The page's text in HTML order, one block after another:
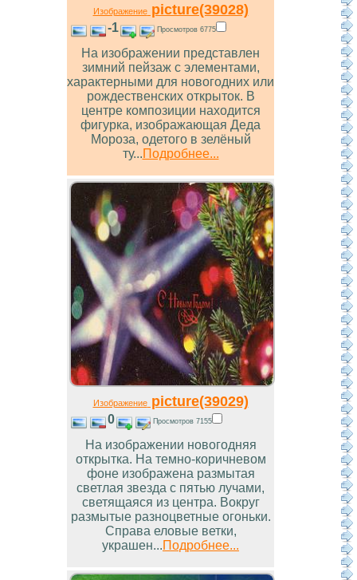
Изображениеpicture(39028)
-1 Просмотров 6775
На изображении представлен
зимний пейзаж с элементами,
характерными для новогодних или
рождественских открыток. В
центре композиции находится
фигурка, изображающая Деда
Мороза, одетого в зелёный
ту...Подробнее...
Изображениеpicture(39029)
0 Просмотров 7155
На изображении новогодняя
открытка. На темно-коричневом
фоне изображена размытая
светлая звезда с пятью лучами,
светящаяся из центра. Вокруг
размытые разноцветные огоньки.
Справа еловые ветки,
украшен...Подробнее...